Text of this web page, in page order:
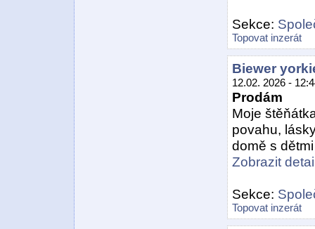
Sekce:
Topovat inzerát
Biewer
12.02. 2026 -
Prodám
Moje
povahu,
domě s
Zobrazit
Sekce:
Topovat inzerát